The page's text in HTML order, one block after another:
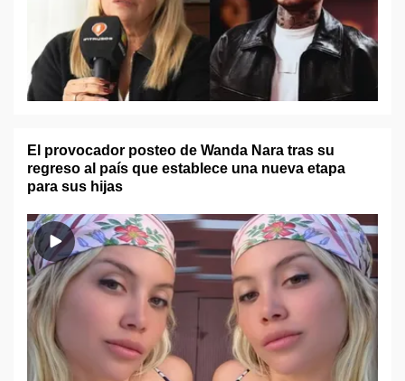
El provocador posteo de Wanda Nara tras su
regreso al país que establece una nueva etapa
para sus hijas